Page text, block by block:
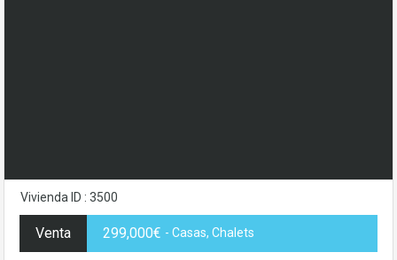
Vivienda ID : 3500
Venta 299,000€ - Casas, Chalets